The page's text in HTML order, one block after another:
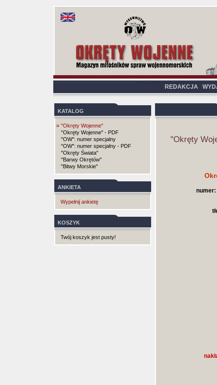
REDAKCJA
KATALOG
» "Okręty Wojenne"
"Okręty Wojenne" - PDF
"OW": numer specjalny
"OW": numer specjalny - PDF
"Okręty Świata"
"Barwy Okrętów"
"Bitwy Morskie"
ANKIETA
Wypełnij ankietę
KOSZYK
Twój koszyk jest pusty!
"Okręty
numer: